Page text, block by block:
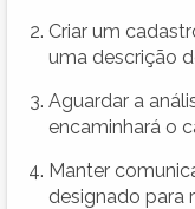
Criar um
uma descrição
Aguardar a
encaminhará o
Manter
designado para